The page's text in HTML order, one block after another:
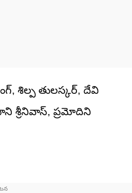
శిల్ప తులస్కర్‌, దేవి
శ్రీనివాస్, ప్రమోదిని